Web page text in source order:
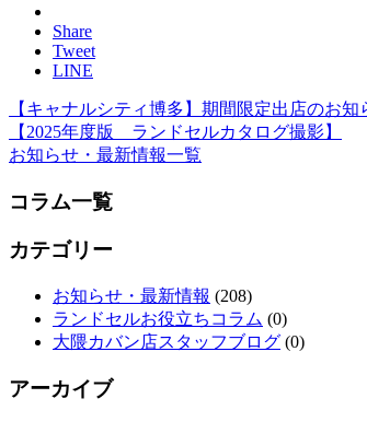
Share
Tweet
LINE
【キャナルシティ博多】期間限定出店のお知
【2025年度版 ランドセルカタログ撮影】
お知らせ・最新情報一覧
コラム一覧
カテゴリー
お知らせ・最新情報 (208)
ランドセルお役立ちコラム (0)
大隈カバン店スタッフブログ (0)
アーカイブ